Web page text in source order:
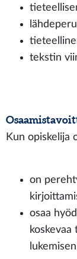
tekstin
Kun opiskelija
on
osaa